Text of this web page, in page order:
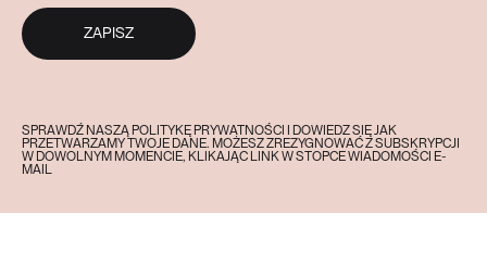
ZAPISZ
SPRAWDŹ NASZĄ POLITYKĘ PRYWATNOŚCI I DOWIEDZ SIĘ JAK
PRZETWARZAMY TWOJE DANE. MOŻESZ ZREZYGNOWAĆ Z SUBSKRYPCJI
W DOWOLNYM MOMENCIE, KLIKAJĄC LINK W STOPCE WIADOMOŚCI E-
MAIL